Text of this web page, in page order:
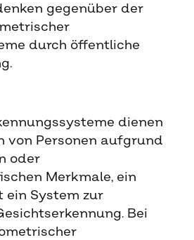
gegenüber der
durch öffentliche
dienen
von Personen aufgrund
oder
Merkmale, ein
ein System zur
Bei